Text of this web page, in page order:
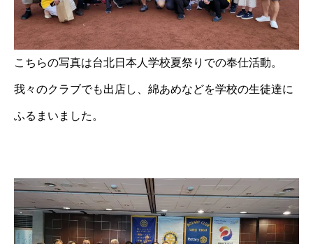
こちらの写真は台北日本人学校夏祭りでの奉仕活動。
我々のクラブでも出店し、綿あめなどを学校の生徒達に
ふるまいました。